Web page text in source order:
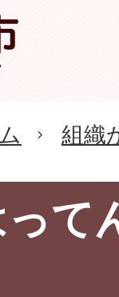
組織
て